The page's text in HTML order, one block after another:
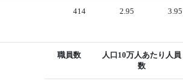
414 2.95 3.95
職員数
人口10万人あたり人員
数